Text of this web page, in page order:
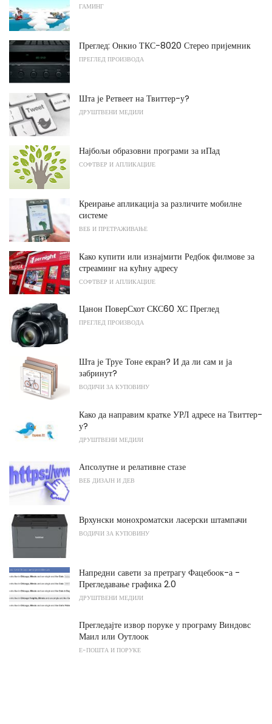
ГАМИНГ
Преглед: Онкио ТКС-8020 Стерео пријемник
ПРЕГЛЕД ПРОИЗВОДА
Шта је Ретвеет на Твиттер-у?
ДРУШТВЕНИ МЕДИЈИ
Најбољи образовни програми за иПад
СОФТВЕР И АПЛИКАЦИЈЕ
Креирање апликација за различите мобилне
системе
ВЕБ И ПРЕТРАЖИВАЊЕ
Како купити или изнајмити Редбок филмове за
стреаминг на кућну адресу
СОФТВЕР И АПЛИКАЦИЈЕ
Цанон ПоверСхот СКС60 ХС Преглед
ПРЕГЛЕД ПРОИЗВОДА
Шта је Труе Тоне екран? И да ли сам и ја
забринут?
ВОДИЧИ ЗА КУПОВИНУ
Како да направим кратке УРЛ адресе на Твиттер-
у?
ДРУШТВЕНИ МЕДИЈИ
Апсолутне и релативне стазе
ВЕБ ДИЗАЈН И ДЕВ
Врхунски монохроматски ласерски штампачи
ВОДИЧИ ЗА КУПОВИНУ
Напредни савети за претрагу Фацебоок-а -
Прегледавање графика 2.0
ДРУШТВЕНИ МЕДИЈИ
Прегледајте извор поруке у програму Виндовс
Маил или Оутлоок
Е-ПОШТА И ПОРУКЕ